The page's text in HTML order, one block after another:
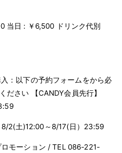
当日 : ￥6,500 ドリンク代別
：以下の予約フォームをから必
ださい 【CANDY会員先行】
8/2(土)12:00～8/17(日）23:59
モーション / TEL 086-221-